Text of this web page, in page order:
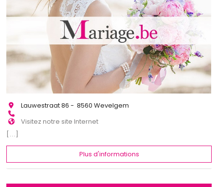
Lauwestraat 86 - 8560 Wevelgem
Visitez notre site Internet
[...]
Plus d'informations